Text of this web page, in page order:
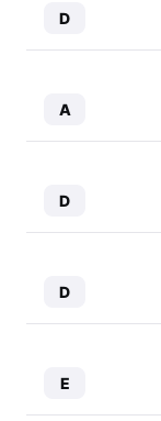
D
A
D
D
E